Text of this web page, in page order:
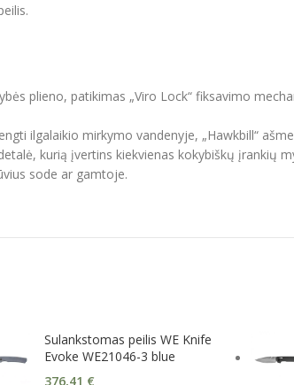
plieno, patikimas „Viro Lock“ fiksavimo
ilgalaikio mirkymo vandenyje, „Hawkbill“
kurią įvertins kiekvienas kokybiškų
sode ar gamtoje.
Sulankstomas peilis WE Knife
Evoke WE21046-3 blue
376,41 €